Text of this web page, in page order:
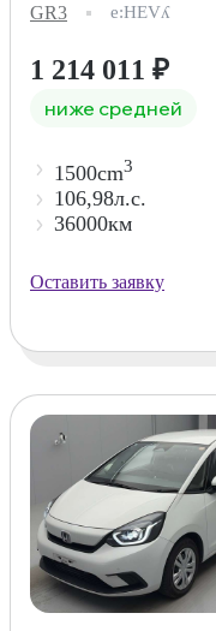
GR3 e:HEVʎ
1 214 011 ₽
ниже средней
1500cm3
106,98л.с.
36000км
Оставить заявку